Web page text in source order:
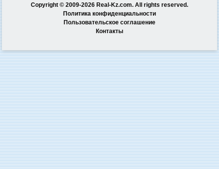
Copyright © 2009-2026 Real-Kz.com. All rights reserved.
Политика конфиденциальности
Пользовательское соглашение
Контакты